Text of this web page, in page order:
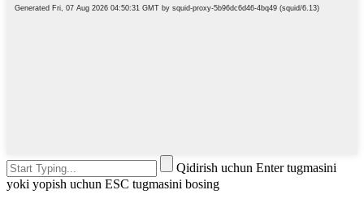
Qidirish uchun Enter tugmasini
yoki yopish uchun ESC tugmasini bosing